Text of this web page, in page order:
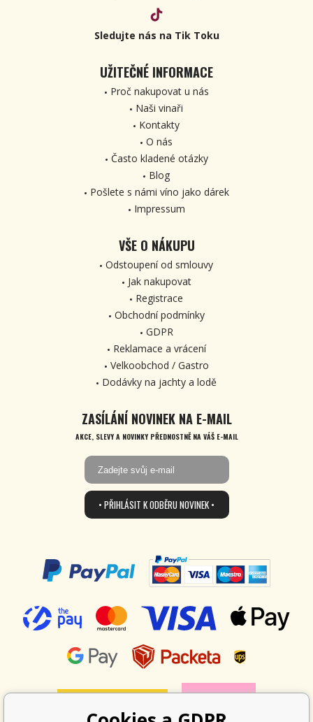
Sledujte nás na Tik Toku
UŽITEČNÉ INFORMACE
Proč nakupovat u nás
Naši vinaři
Kontakty
O nás
Často kladené otázky
Blog
Pošlete s námi víno jako dárek
Impressum
VŠE O NÁKUPU
Odstoupení od smlouvy
Jak nakupovat
Registrace
Obchodní podmínky
GDPR
Reklamace a vrácení
Velkoobchod / Gastro
Dodávky na jachty a lodě
ZASÍLÁNÍ NOVINEK NA E-MAIL
AKCE, SLEVY A NOVINKY PŘEDNOSTNĚ NA VÁŠ E-MAIL
• PŘIHLÁSIT K ODBĚRU NOVINEK •